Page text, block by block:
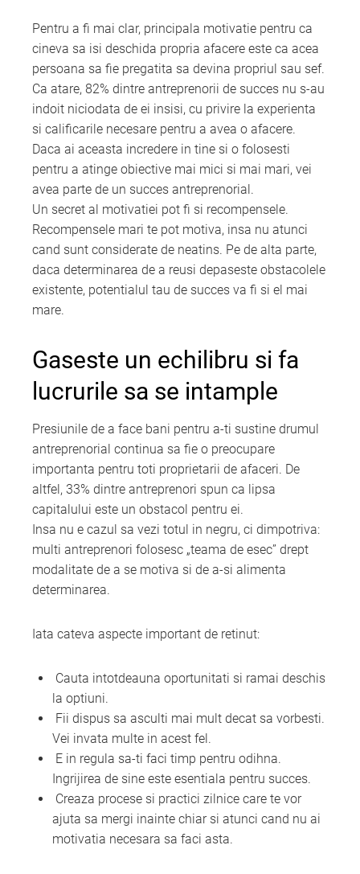
Pentru a fi mai clar, principala motivatie pentru ca
cineva sa isi deschida propria afacere este ca acea
persoana sa fie pregatita sa devina propriul sau sef.
Ca atare, 82% dintre antreprenorii de succes nu s-au
indoit niciodata de ei insisi, cu privire la experienta
si calificarile necesare pentru a avea o afacere.
Daca ai aceasta incredere in tine si o folosesti
pentru a atinge obiective mai mici si mai mari, vei
avea parte de un succes antreprenorial.
Un secret al motivatiei pot fi si recompensele.
Recompensele mari te pot motiva, insa nu atunci
cand sunt considerate de neatins. Pe de alta parte,
daca determinarea de a reusi depaseste obstacolele
existente, potentialul tau de succes va fi si el mai
mare.
Gaseste un echilibru si fa
lucrurile sa se intample
Presiunile de a face bani pentru a-ti sustine drumul
antreprenorial continua sa fie o preocupare
importanta pentru toti proprietarii de afaceri. De
altfel, 33% dintre antreprenori spun ca lipsa
capitalului este un obstacol pentru ei.
Insa nu e cazul sa vezi totul in negru, ci dimpotriva:
multi antreprenori folosesc „teama de esec” drept
modalitate de a se motiva si de a-si alimenta
determinarea.
Iata cateva aspecte important de retinut:
Cauta intotdeauna oportunitati si ramai deschis
la optiuni.
Fii dispus sa asculti mai mult decat sa vorbesti.
Vei invata multe in acest fel.
E in regula sa-ti faci timp pentru odihna.
Ingrijirea de sine este esentiala pentru succes.
Creaza procese si practici zilnice care te vor
ajuta sa mergi inainte chiar si atunci cand nu ai
motivatia necesara sa faci asta.